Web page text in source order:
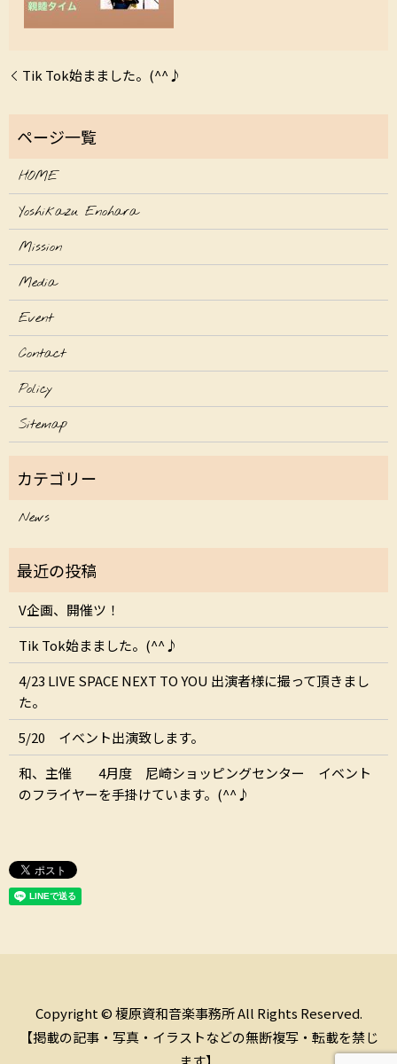
Tik Tok始まました。(^^♪
HOME
Yoshikazu Enohara
Mission
Media
Event
Contact
Policy
Sitemap
News
V企画、開催ツ！
Tik Tok始まました。(^^♪
4/23 LIVE SPACE NEXT TO YOU 出演者様に撮って頂きまし
た。
5/20 イベント出演致します。
和、主催 4月度 尼崎ショッピングセンター イベント
のフライヤーを手掛けています。(^^♪
Copyright © 榎原資和音楽事務所 All Rights Reserved.
【掲載の記事・写真・イラストなどの無断複写・転載を禁じ